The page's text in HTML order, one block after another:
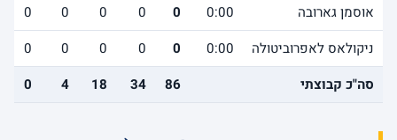
אוסמן גארובה
0:00
0
0
0
0
0
ניקולאס לאפרוביטולה
0:00
0
0
0
0
0
סה"כ קבוצתי
86
34
18
4
0